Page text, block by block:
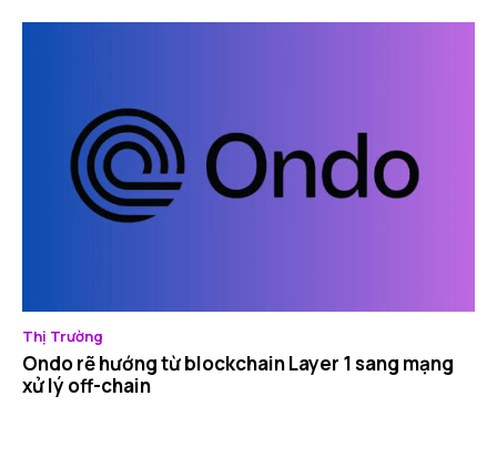
Thị Trường
Ondo rẽ hướng từ blockchain Layer 1 sang mạng
xử lý off-chain